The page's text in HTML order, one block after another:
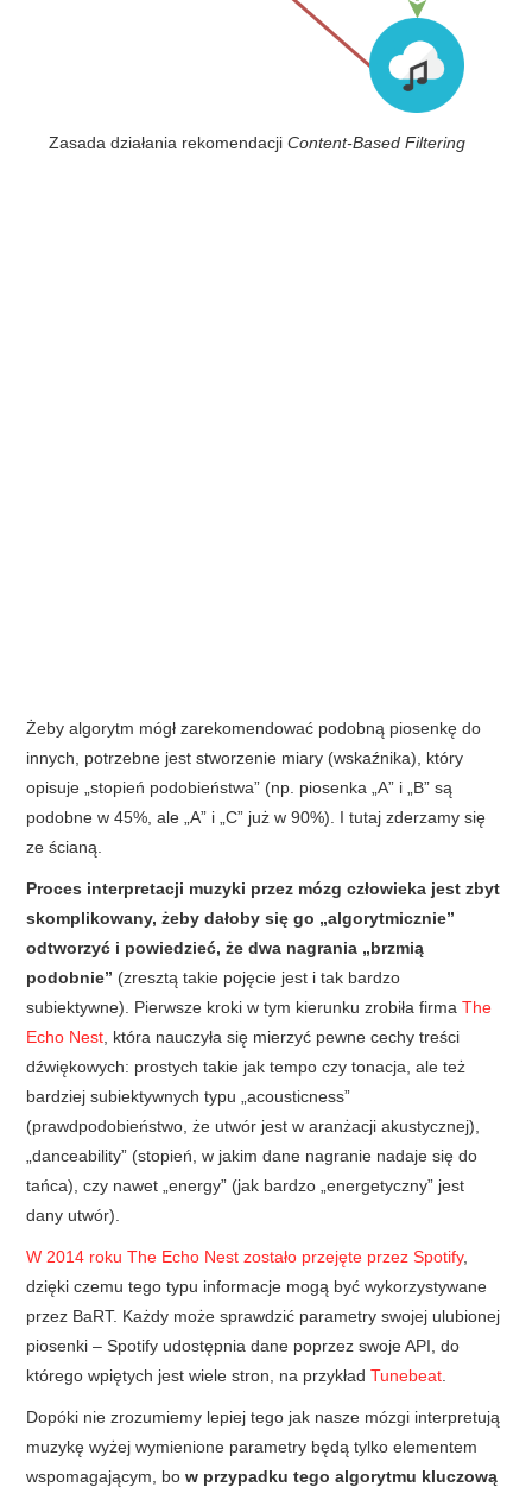
Zasada działania rekomendacji Content-Based Filtering
Żeby algorytm mógł zarekomendować podobną piosenkę do
innych, potrzebne jest stworzenie miary (wskaźnika), który
opisuje „stopień podobieństwa” (np. piosenka „A” i „B” są
podobne w 45%, ale „A” i „C” już w 90%). I tutaj zderzamy się
ze ścianą.
Proces interpretacji muzyki przez mózg człowieka jest zbyt
skomplikowany, żeby dałoby się go „algorytmicznie”
odtworzyć i powiedzieć, że dwa nagrania „brzmią
podobnie” (zresztą takie pojęcie jest i tak bardzo
subiektywne). Pierwsze kroki w tym kierunku zrobiła firmaThe
Echo Nest , która nauczyła się mierzyć pewne cechy treści
dźwiękowych: prostych takie jak tempo czy tonacja, ale też
bardziej subiektywnych typu „acousticness”
(prawdpodobieństwo, że utwór jest w aranżacji akustycznej),
„danceability” (stopień, w jakim dane nagranie nadaje się do
tańca), czy nawet „energy” (jak bardzo „energetyczny” jest
dany utwór).
W 2014 roku The Echo Nest zostało przejęte przez Spotify,
dzięki czemu tego typu informacje mogą być wykorzystywane
przez BaRT. Każdy może sprawdzić parametry swojej ulubionej
piosenki – Spotify udostępnia dane poprzez swoje API, do
którego wpiętych jest wiele stron, na przykładTunebeat
Dopóki nie zrozumiemy lepiej tego jak nasze mózgi interpretują
muzykę wyżej wymienione parametry będą tylko elementem
wspomagającym, bow przypadku tego algorytmu kluczową